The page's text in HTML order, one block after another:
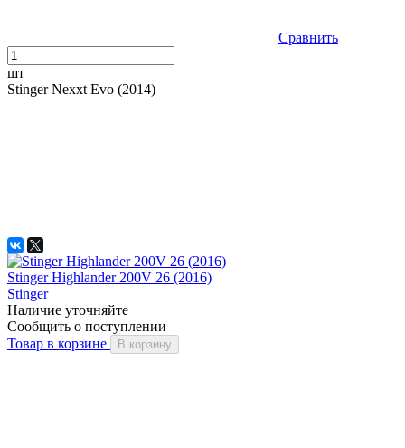
Сравнить
шт
Stinger Nexxt Evo (2014)
Stinger Highlander 200V 26 (2016)
Stinger
Наличие уточняйте
Сообщить о поступлении
Товар в корзине
В корзину